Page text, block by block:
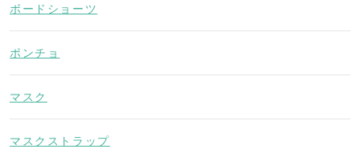
ボードショーツ
ポンチョ
マスク
マスクストラップ